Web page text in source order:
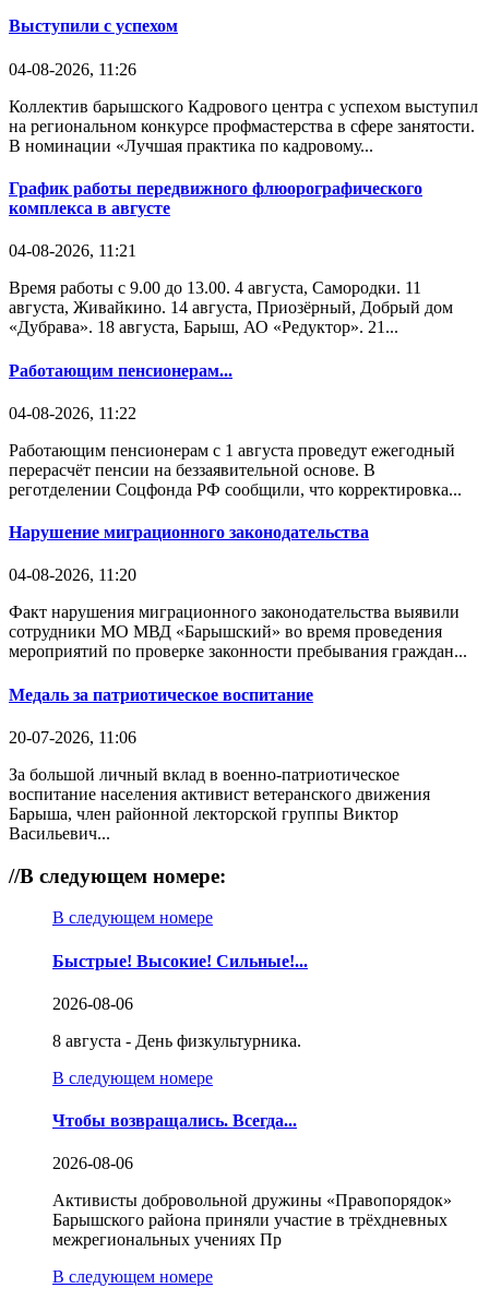
Выступили с успехом
04-08-2026, 11:26
Коллектив барышского Кадрового центра с успехом выступил
на региональном конкурсе профмастерства в сфере занятости.
В номинации «Лучшая практика по кадровому...
График работы передвижного флюорографического
комплекса в августе
04-08-2026, 11:21
Время работы с 9.00 до 13.00. 4 августа, Самородки. 11
августа, Живайкино. 14 августа, Приозёрный, Добрый дом
«Дубрава». 18 августа, Барыш, АО «Редуктор». 21...
Работающим пенсионерам...
04-08-2026, 11:22
Работающим пенсионерам с 1 августа проведут ежегодный
перерасчёт пенсии на беззаявительной основе. В
реготделении Соцфонда РФ сообщили, что корректировка...
Нарушение миграционного законодательства
04-08-2026, 11:20
Факт нарушения миграционного законодательства выявили
сотрудники МО МВД «Барышский» во время проведения
мероприятий по проверке законности пребывания граждан...
Медаль за патриотическое воспитание
20-07-2026, 11:06
За большой личный вклад в военно-патриотическое
воспитание населения активист ветеранского движения
Барыша, член районной лекторской группы Виктор
Васильевич...
//В следующем номере:
В следующем номере
Быстрые! Высокие! Сильные!...
2026-08-06
8 августа - День физкультурника.
В следующем номере
Чтобы возвращались. Всегда...
2026-08-06
Активисты добровольной дружины «Правопорядок»
Барышского района приняли участие в трёхдневных
межрегиональных учениях Пр
В следующем номере